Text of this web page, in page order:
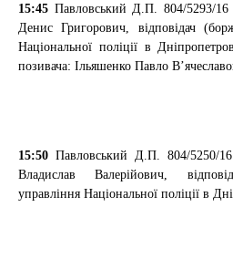
15:45 Павловський Д.П. 804/5293/16
Денис Григорович, відповідач
Національної поліції в
позивача: Ільяшенко Павло
15:50 Павловський Д.П. 804/5250/16
Владислав Валерійович,
управління Національної поліції в